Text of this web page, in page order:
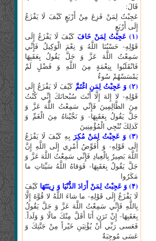
قَالَ:
عَجِبْتُ لِمَنْ فَزِعَ مِنْ أَرْبَعٍ كَيْفَ لَا يَفْزَعُ
إِلَى أَرْبَعٍ
(۱) عَجِبْتُ لِمَنْ خَافَ
كَيْفَ لَا يَفْزَعُ إِلَى
قَوْلِهِ- حَسْبُنَا اللَّهُ وَ نِعْمَ الْوَكِيلُ فَإِنِّي
سَمِعْتُ اللَّهَ عَزَّ وَ جَلَّ يَقُولُ بِعَقَبِهَا
فَانْقَلَبُوا بِنِعْمَةٍ مِنَ اللَّهِ وَ فَضْلٍ لَمْ
يَمْسَسْهُمْ سُوءٌ
(۲) وَ عَجِبْتُ لِمَنِ اغْتَمَّ
كَيْفَ لَا يَفْزَعُ إِلَى
قَوْلِهِ- لا إِلهَ إِلَّا أَنْتَ سُبْحانَكَ إِنِّي كُنْتُ
مِنَ الظَّالِمِينَ فَإِنِّي سَمِعْتُ اللَّهَ عَزَّ وَ
جَلَّ يَقُولُ بِعَقَبِهَا- وَ نَجَّيْناهُ مِنَ الْغَمِّ وَ
كَذلِكَ نُنْجِي الْمُؤْمِنِينَ
(۳) وَ عَجِبْتُ لِمَنْ مُكِرَ
بِهِ كَيْفَ لَا يَفْزَعُ
إِلَى قَوْلِهِ- وَ أُفَوِّضُ أَمْرِي إِلَى اللَّهِ إِنَّ
اللَّهَ بَصِيرٌ بِالْعِبادِ فَإِنِّي سَمِعْتُ اللَّهَ عَزَّ وَ
جَلَّ يَقُولُ بِعَقَبِهَا- فَوَقاهُ اللَّهُ سَيِّئاتِ ما
مَكَرُوا
(۴) وَ عَجِبْتُ لِمَنْ أَرَادَ الدُّنْيَا وَ زِينَتَهَا
كَيْفَ
لَا يَفْزَعُ إِلَى قَوْلِهِ- ما شاءَ اللَّهُ لا قُوَّةَ إِلَّا
بِاللَّهِ فَإِنِّي سَمِعْتُ اللَّهَ عَزَّ وَ جَلَّ يَقُولُ
بِعَقَبِهَا- إِنْ تَرَنِ أَنَا أَقَلَّ مِنْكَ مالًا وَ وَلَداً.
فَعَسى‏ رَبِّي أَنْ يُؤْتِيَنِ خَيْراً مِنْ جَنَّتِكَ وَ
عَسَى مُوجِبَةٌ